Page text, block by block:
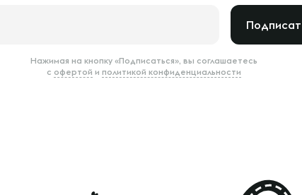
Нажимая на кнопку «Подписаться», вы соглашаетесь
с офертой и политикой конфиденциальности